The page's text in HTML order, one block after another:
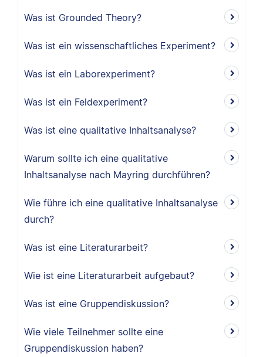
Was ist Grounded Theory?
Was ist ein wissenschaftliches Experiment?
Was ist ein Laborexperiment?
Was ist ein Feldexperiment?
Was ist eine qualitative Inhaltsanalyse?
Warum sollte ich eine qualitative
Inhaltsanalyse nach Mayring durchführen?
Wie führe ich eine qualitative Inhaltsanalyse
durch?
Was ist eine Literaturarbeit?
Wie ist eine Literaturarbeit aufgebaut?
Was ist eine Gruppendiskussion?
Wie viele Teilnehmer sollte eine
Gruppendiskussion haben?